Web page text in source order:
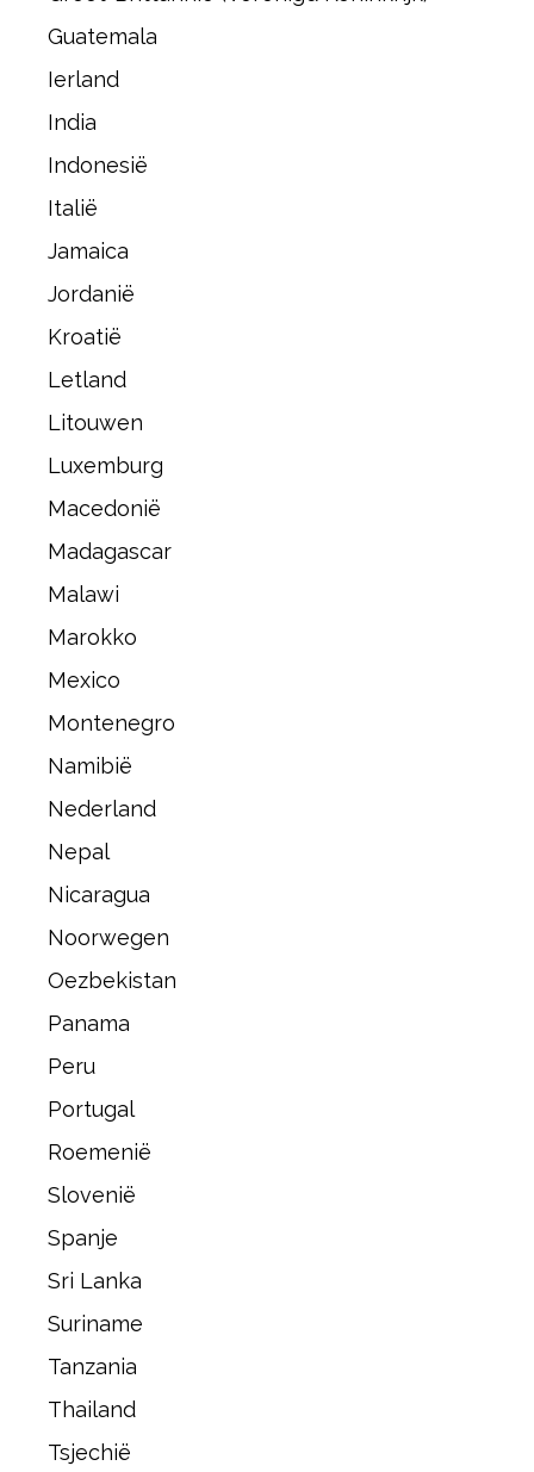
Guatemala
Ierland
India
Indonesië
Italië
Jamaica
Jordanië
Kroatië
Letland
Litouwen
Luxemburg
Macedonië
Madagascar
Malawi
Marokko
Mexico
Montenegro
Namibië
Nederland
Nepal
Nicaragua
Noorwegen
Oezbekistan
Panama
Peru
Portugal
Roemenië
Slovenië
Spanje
Sri Lanka
Suriname
Tanzania
Thailand
Tsjechië